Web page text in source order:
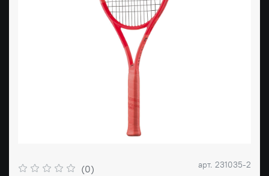
(0) арт. 231035-2